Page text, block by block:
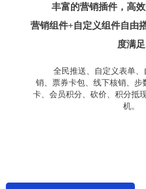
丰富的营销插件，高
营销组件+自定义组件自由
度满足
全民推送、自定义表单
销、票券卡包、线下核销、步
卡、会员积分、砍价、积分抵
机。